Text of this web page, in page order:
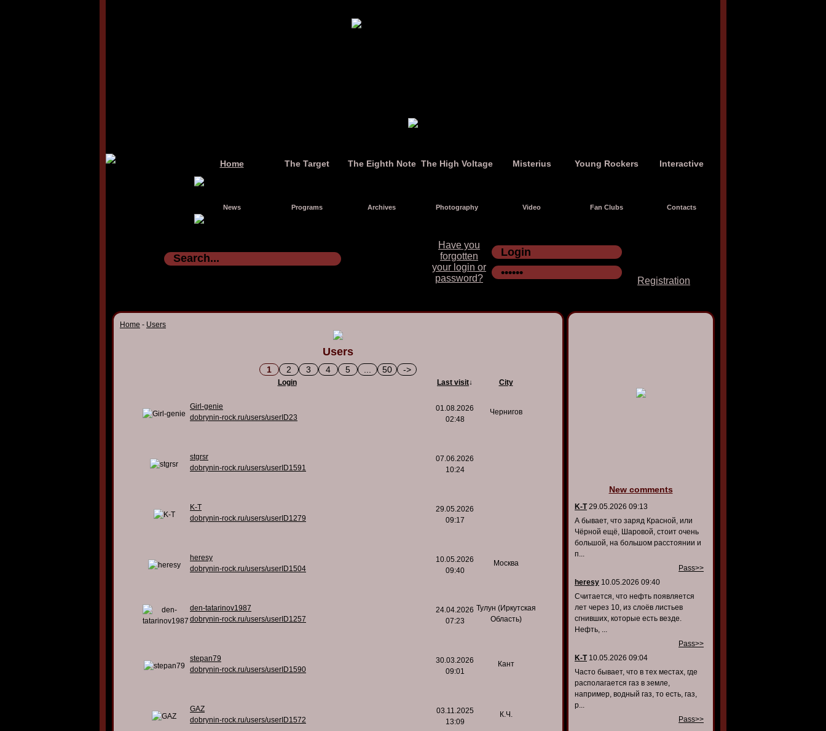
Home The Target The Eighth Note The High Voltage Misterius Young Rockers Interactive
News Programs Archives Photography Video Fan Clubs Contacts
Have you
forgotten
your login or
password?
Registration
Home - Users
Users
1 2 3 4 5 50 ->
Login Last visit↓ City
Girl-genie
dobrynin-rock.ru/users/userID23
01.08.2026
02:48
Чернигов
stgrsr
dobrynin-rock.ru/users/userID1591
07.06.2026
10:24
K-T
dobrynin-rock.ru/users/userID1279
29.05.2026
09:17
heresy
dobrynin-rock.ru/users/userID1504
10.05.2026
09:40
Москва
den-tatarinov1987
dobrynin-rock.ru/users/userID1257
24.04.2026
07:23
Тулун (Иркутская
Область)
stepan79
dobrynin-rock.ru/users/userID1590
30.03.2026
09:01
Кант
GAZ
dobrynin-rock.ru/users/userID1572
03.11.2025
13:09
К.Ч.
New comments
K-T29.05.2026 09:13
А бывает, что заряд Красной, или
Чёрной ещё, Шаровой, стоит очень
большой, на большом расстоянии и
п...
Pass>>
heresy 10.05.2026 09:40
Считается, что нефть появляется
лет через 10, из слоёв листьев
сгнивших, которые есть везде.
Нефть, ...
Pass>>
K-T10.05.2026 09:04
Часто бывает, что в тех местах, где
располагается газ в земле,
например, водный газ, то есть, газ,
р...
Pass>>